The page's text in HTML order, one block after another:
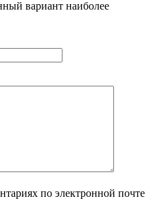
вариант наиболее
по электронной почте